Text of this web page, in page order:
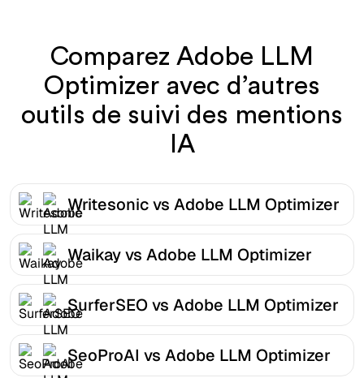
Comparez Adobe LLM
Optimizer avec d’autres
outils de suivi des mentions
IA
Writesonic vs Adobe LLM Optimizer
Waikay vs Adobe LLM Optimizer
SurferSEO vs Adobe LLM Optimizer
SeoProAI vs Adobe LLM Optimizer